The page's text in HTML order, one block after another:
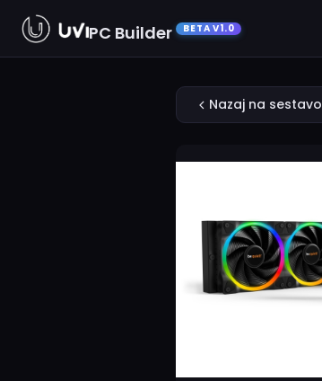
PC Builder BETA V1.0
Nazaj na sestavo